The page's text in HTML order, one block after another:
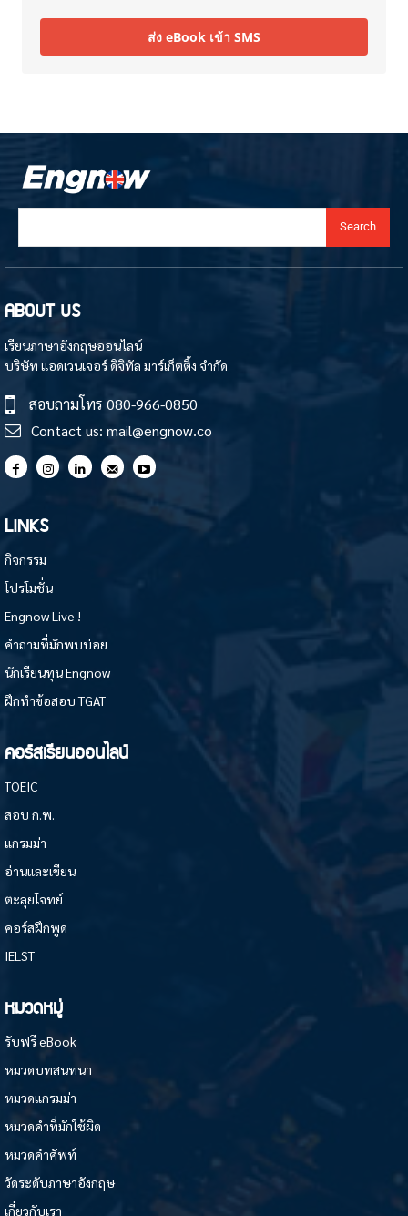
ส่ง eBook เข้า SMS
Search
ABOUT US
เรียนภาษาอังกฤษออนไลน์
บริษัท แอดเวนเจอร์ ดิจิทัล มาร์เก็ตติ้ง จำกัด
สอบถามโทร 080-966-0850
Contact us: mail@engnow.co
LINKS
กิจกรรม
โปรโมชั่น
Engnow Live !
คำถามที่มักพบบ่อย
นักเรียนทุน Engnow
ฝึกทำข้อสอบ TGAT
คอร์สเรียนออนไลน์
TOEIC
สอบ ก.พ.
แกรมม่า
อ่านและเขียน
ตะลุยโจทย์
คอร์สฝึกพูด
IELST
หมวดหมู่
รับฟรี eBook
หมวดบทสนทนา
หมวดแกรมม่า
หมวดคำที่มักใช้ผิด
หมวดคำศัพท์
วัดระดับภาษาอังกฤษ
เกี่ยวกับเรา